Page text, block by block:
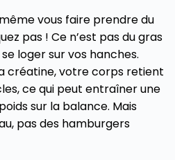
vous faire prendre du
pas ! Ce n’est pas du gras
loger sur vos hanches.
créatine, votre corps retient
ce qui peut entraîner une
sur la balance. Mais
pas des hamburgers